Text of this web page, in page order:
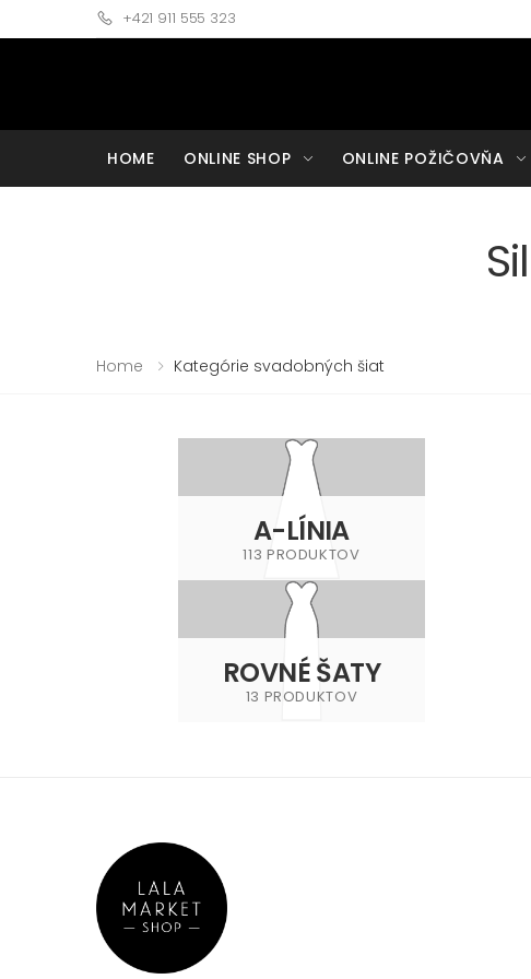
+421 911 555 323
HOME ONLINE SHOP ONLINE POŽIČOVŇA
Home Kategórie svadobných šiat
A-LÍNIA
113 PRODUKTOV
ROVNÉ ŠATY
13 PRODUKTOV